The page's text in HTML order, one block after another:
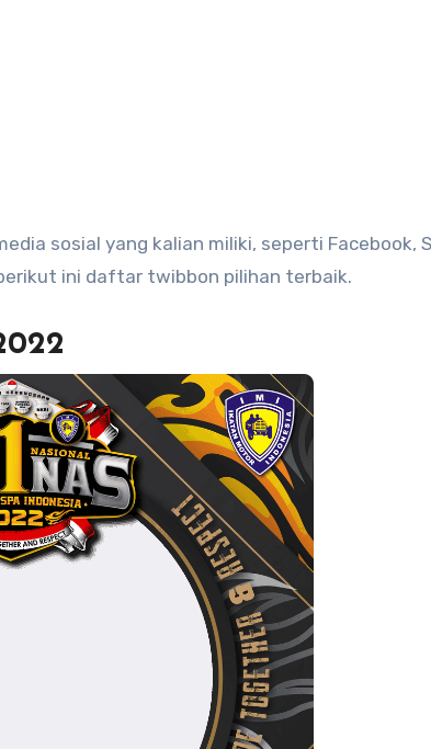
sosial yang kalian miliki, seperti Facebook,
ini daftar twibbon pilihan terbaik.